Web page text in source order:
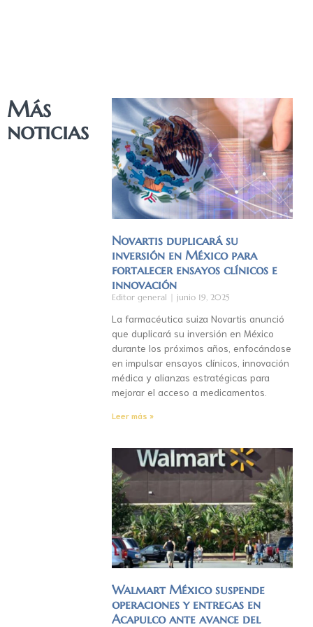
Más
noticias
Novartis duplicará su
inversión en México para
fortalecer ensayos clínicos e
innovación
Editor general junio 19, 2025
La farmacéutica suiza Novartis anunció
que duplicará su inversión en México
durante los próximos años, enfocándose
en impulsar ensayos clínicos, innovación
médica y alianzas estratégicas para
mejorar el acceso a medicamentos.
Leer más »
Walmart México suspende
operaciones y entregas en
Acapulco ante avance del